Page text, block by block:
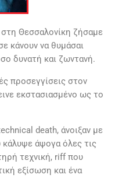
Θεσσαλονίκη ζήσαμε
κάνουν να θυμάσαι
δυνατή και ζωντανή.
προσεγγίσεις στον
εκστασιασμένο ως το
death, άνοιξαν με
άψογα όλες τις
τεχνική, riff που
εξίσωση και ένα